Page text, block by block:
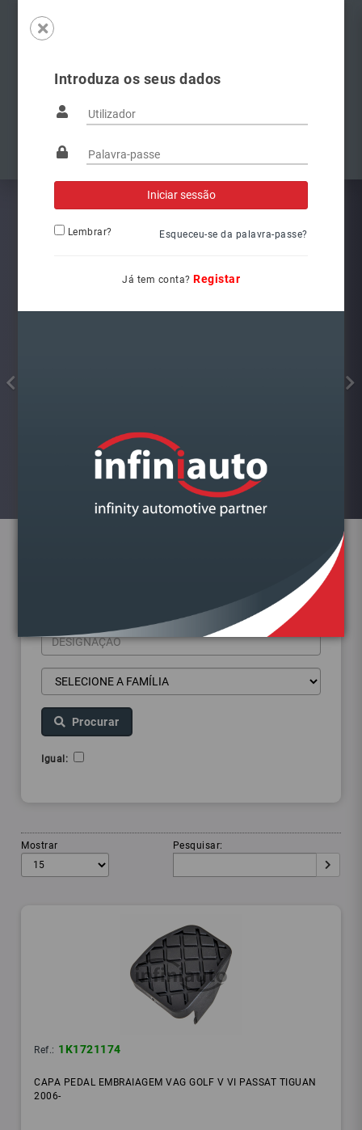
Introduza os seus dados
Lembrar? Esqueceu-se da palavra-passe?
Já tem conta? Registar
Famílias
Visualizar
Procurar
Igual:
Mostrar Pesquisar:
Ref.: 1K1721174
CAPA PEDAL EMBRAIAGEM VAG GOLF V VI PASSAT TIGUAN
2006-